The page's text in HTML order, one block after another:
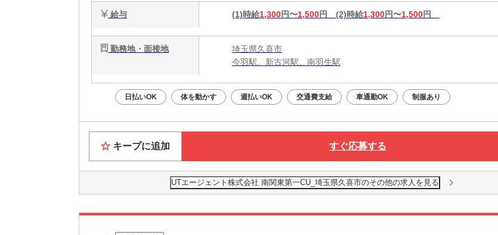
給与 (1)時給1,300円〜1,500円 (2)時給1,300円〜1,500円
勤務地・面接地
埼玉県久喜市
今羽駅、新古河駅、南羽生駅
日払いOK 体を動かす 週払いOK 交通費支給 車通勤OK 制服あり
キープに追加 すぐ応募する
UTエージェント株式会社 南関東第一CU_埼玉県久喜市のその他の求人を見る